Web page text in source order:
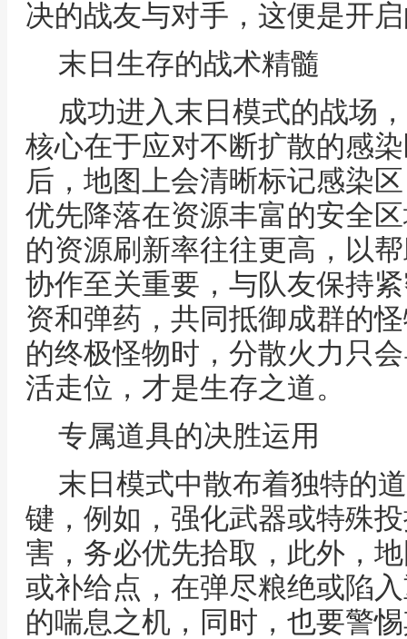
决的战友与对手，这便是开
末日生存的战术精髓
成功进入末日模式的战场
核心在于应对不断扩散的感
后，地图上会清晰标记感染
优先降落在资源丰富的安全
的资源刷新率往往更高，以
协作至关重要，与队友保持
资和弹药，共同抵御成群的
的终极怪物时，分散火力只
活走位，才是生存之道。
专属道具的决胜运用
末日模式中散布着独特的
键，例如，强化武器或特殊
害，务必优先拾取，此外，
或补给点，在弹尽粮绝或陷
的喘息之机，同时，也要警